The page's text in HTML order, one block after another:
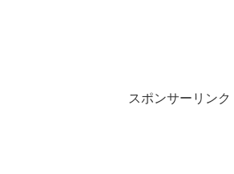
スポンサーリンク